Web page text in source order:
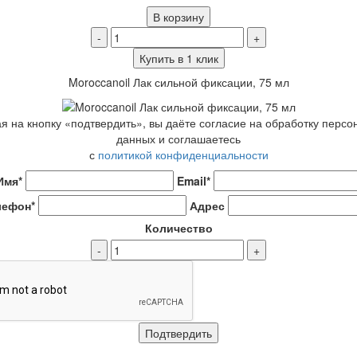
В корзину
-
+
Купить в 1 клик
Moroccanoil Лак сильной фиксации, 75 мл
на кнопку «подтвердить», вы даёте согласие на обработку
данных и соглашаетесь
с политикой конфиденциальности
Email*
Адрес
Количество
-
+